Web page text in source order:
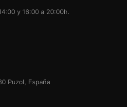
y 16:00 a 20:00h.
Puzol, España